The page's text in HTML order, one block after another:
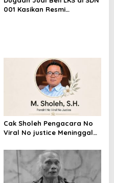
Segera Lakukan Penahanan
001 Kasikan Resmi
Cak Sholeh Pengacara No
Viral No justice Meninggal